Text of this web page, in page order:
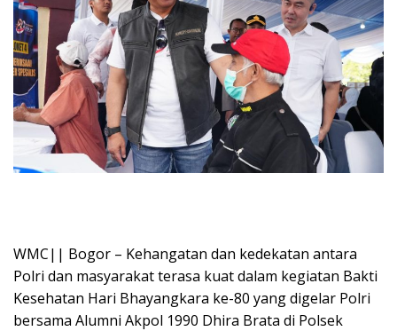
WMC|| Bogor – Kehangatan dan kedekatan antara
Polri dan masyarakat terasa kuat dalam kegiatan Bakti
Kesehatan Hari Bhayangkara ke-80 yang digelar Polri
bersama Alumni Akpol 1990 Dhira Brata di Polsek